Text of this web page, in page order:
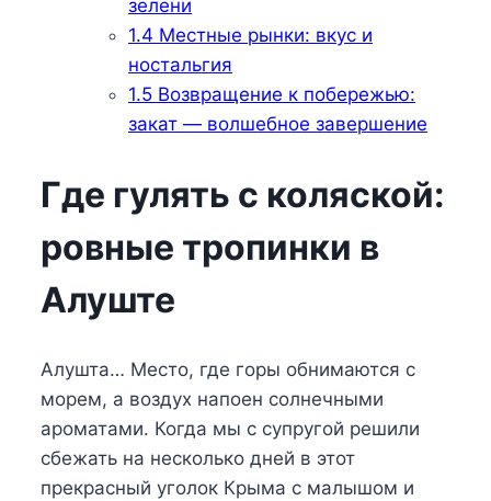
зелени
1.4 Местные рынки: вкус и
ностальгия
1.5 Возвращение к побережью:
закат — волшебное завершение
Где гулять с коляской:
ровные тропинки в
Алуште
Алушта… Место, где горы обнимаются с
морем, а воздух напоен солнечными
ароматами. Когда мы с супругой решили
сбежать на несколько дней в этот
прекрасный уголок Крыма с малышом и